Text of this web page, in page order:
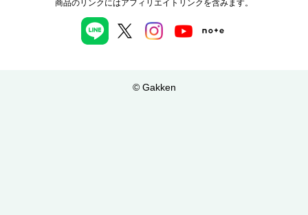
商品のリンクにはアフィリエイトリンクを含みます。
© Gakken